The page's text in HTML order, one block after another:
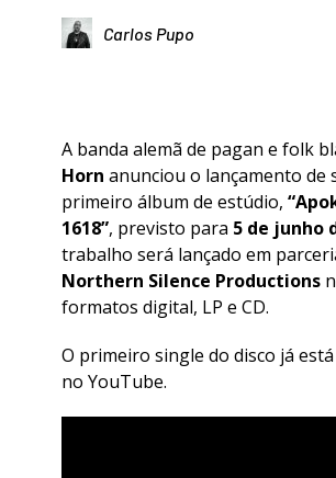
Carlos Pupo
A banda alemã de pagan e folk
Horn anunciou o lançamento de
primeiro álbum de estúdio,
1618”, previsto para 5 de junho
trabalho será lançado em
Northern Silence Productions
formatos digital, LP e CD.
O primeiro single do disco já
no YouTube.